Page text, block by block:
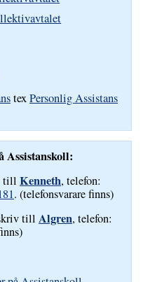
texPersonlig Assistans
Assistanskoll:
tillKenneth, telefon:
. (telefonsvarare finns)
skriv tillAlgren, telefon: